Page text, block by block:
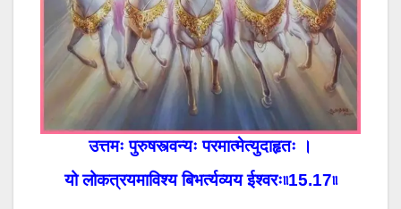
उत्तमः पुरुषस्त्वन्यः परमात्मेत्युदाहृतः ।
यो लोकत्रयमाविश्य बिभर्त्यव्यय ईश्वरः৷৷15.17৷৷